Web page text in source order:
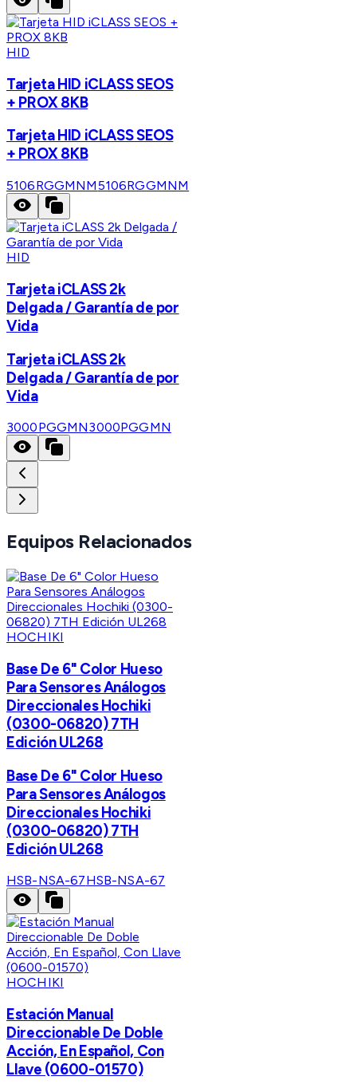
HID
Tarjeta HID iCLASS SEOS
+ PROX 8KB
Tarjeta HID iCLASS SEOS
+ PROX 8KB
5106RGGMNM5106RGGMNM
HID
Tarjeta iCLASS 2k
Delgada / Garantía de por
Vida
Tarjeta iCLASS 2k
Delgada / Garantía de por
Vida
3000PGGMN3000PGGMN
Equipos Relacionados
HOCHIKI
Base De 6" Color Hueso
Para Sensores Análogos
Direccionales Hochiki
(0300-06820) 7TH
Edición UL268
Base De 6" Color Hueso
Para Sensores Análogos
Direccionales Hochiki
(0300-06820) 7TH
Edición UL268
HSB-NSA-67HSB-NSA-67
HOCHIKI
Estación Manual
Direccionable De Doble
Acción, En Español, Con
Llave (0600-01570)